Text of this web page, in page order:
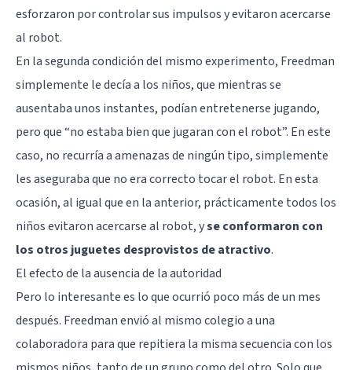
esforzaron por controlar sus impulsos y evitaron acercarse
al robot.
En la segunda condición del mismo experimento, Freedman
simplemente le decía a los niños, que mientras se
ausentaba unos instantes, podían entretenerse jugando,
pero que “no estaba bien que jugaran con el robot”. En este
caso, no recurría a amenazas de ningún tipo, simplemente
les aseguraba que no era correcto tocar el robot. En esta
ocasión, al igual que en la anterior, prácticamente todos los
niños evitaron acercarse al robot, yse conformaron con
los otros juguetes desprovistos de atractivo.
El efecto de la ausencia de la autoridad
Pero lo interesante es lo que ocurrió poco más de un mes
después. Freedman envió al mismo colegio a una
colaboradora para que repitiera la misma secuencia con los